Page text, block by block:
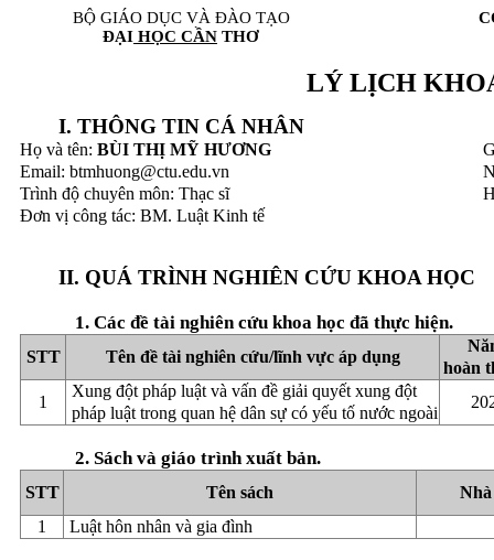
BỘ GIÁO DỤC VÀ ĐÀO TẠO
ĐẠI HỌC CẦN THƠ
LÝ LỊCH
I. THÔNG TIN CÁ NHÂN
Họ và tên: BÙI THỊ MỸ HƯƠNG
Email: btmhuong@ctu.edu.vn
Trình độ chuyên môn: Thạc sĩ
Đơn vị công tác: BM. Luật Kinh tế
II. QUÁ TRÌNH NGHIÊN CỨU KHOA HỌC
1. Các đề tài nghiên cứu khoa học đã thực hiện.
STT Tên đề tài nghiên cứu/lĩnh vực áp dụng
hoàn
1
Xung đột pháp luật và vấn đề giải quyết xung đột
pháp luật trong quan hệ dân sự có yếu tố nước ngoài
2. Sách và giáo trình xuất bản.
STT Tên sách
1
Luật hôn nhân và gia đình